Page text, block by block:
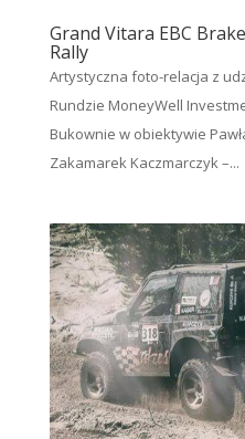
Grand Vitara EBC
Rally
Artystyczna foto-relacja z
Rundzie MoneyWell
Bukownie w obiektywie
Zakamarek Kaczmarczyk –...